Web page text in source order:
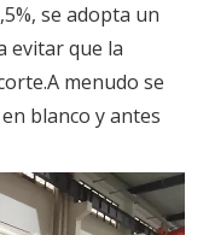
se adopta un
evitar que la
menudo se
blanco y antes